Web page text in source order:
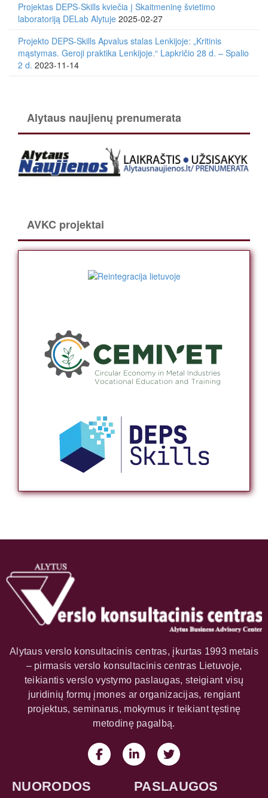
Projektas DEPS-Skills kviečia į Skaitmeninę švietimo
laboratoriją DELab Alytuje 2025-02-27
Projekto DEPS-Skills Apvalus stalas Lenkijoje: „Kritinis
mąstymas. Geroji praktika Lenkijoje.“ Lapkričio 28 d. – Spalio
2 d. 2023-11-14
Alytaus naujienų prenumerata
AVKC projektai
Alytaus verslo konsultacinis centras, įkurtas 1993 metais
– pirmasis verslo konsultacinis centras Lietuvoje,
teikiantis verslo vystymo paslaugas, steigiant visų
juridinių formų įmones ar organizacijas, rengiant
projektus, seminarus, mokymus ir teikiant tęstinę
metodinę pagalbą.
NUORODOS PASLAUGOS